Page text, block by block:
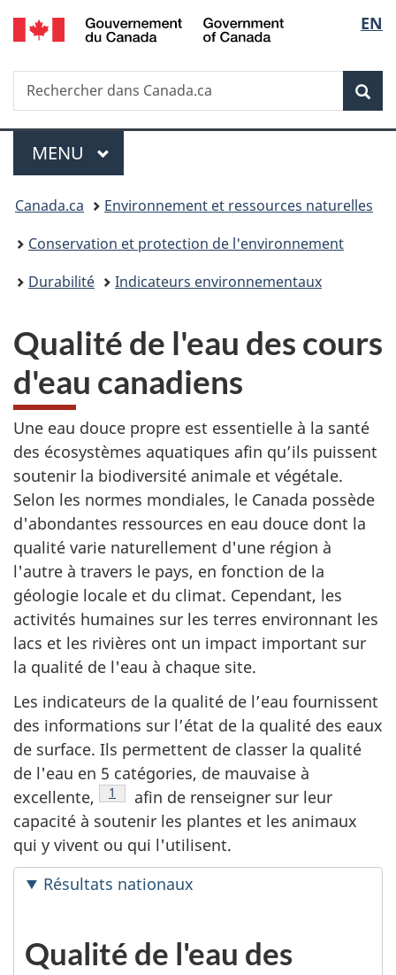
Passer
au
principal
Passer
à
Au
du
Passer
à
version
simplifiée
de
la
EN
Recherche
Rechercher
dans
Menu
MENU PRINCIPAL
Vous
êtes
ici :
Canada.ca
Environnement et ressources naturelles
Conservation et protection de l'environnement
Durabilité
Indicateurs environnementaux
Qualité de l'eau des cours
d'eau canadiens
Une eau douce propre est essentielle à la santé
des écosystèmes aquatiques afin qu’ils puissent
soutenir la biodiversité animale et végétale.
Selon les normes mondiales, le Canada possède
d'abondantes ressources en eau douce dont la
qualité varie naturellement d'une région à
l'autre à travers le pays, en fonction de la
géologie locale et du climat. Cependant, les
activités humaines sur les terres environnant les
lacs et les rivières ont un impact important sur
la qualité de l'eau à chaque site.
Les indicateurs de la qualité de l’eau fournissent
des informations sur l’état de la qualité des eaux
de surface. Ils permettent de classer la qualité
de l'eau en 5 catégories, de mauvaise à
excellente,
Note de bas de page
1
afin de renseigner sur leur
capacité à soutenir les plantes et les animaux
qui y vivent ou qui l'utilisent.
Résultats nationaux
Qualité de l'eau des